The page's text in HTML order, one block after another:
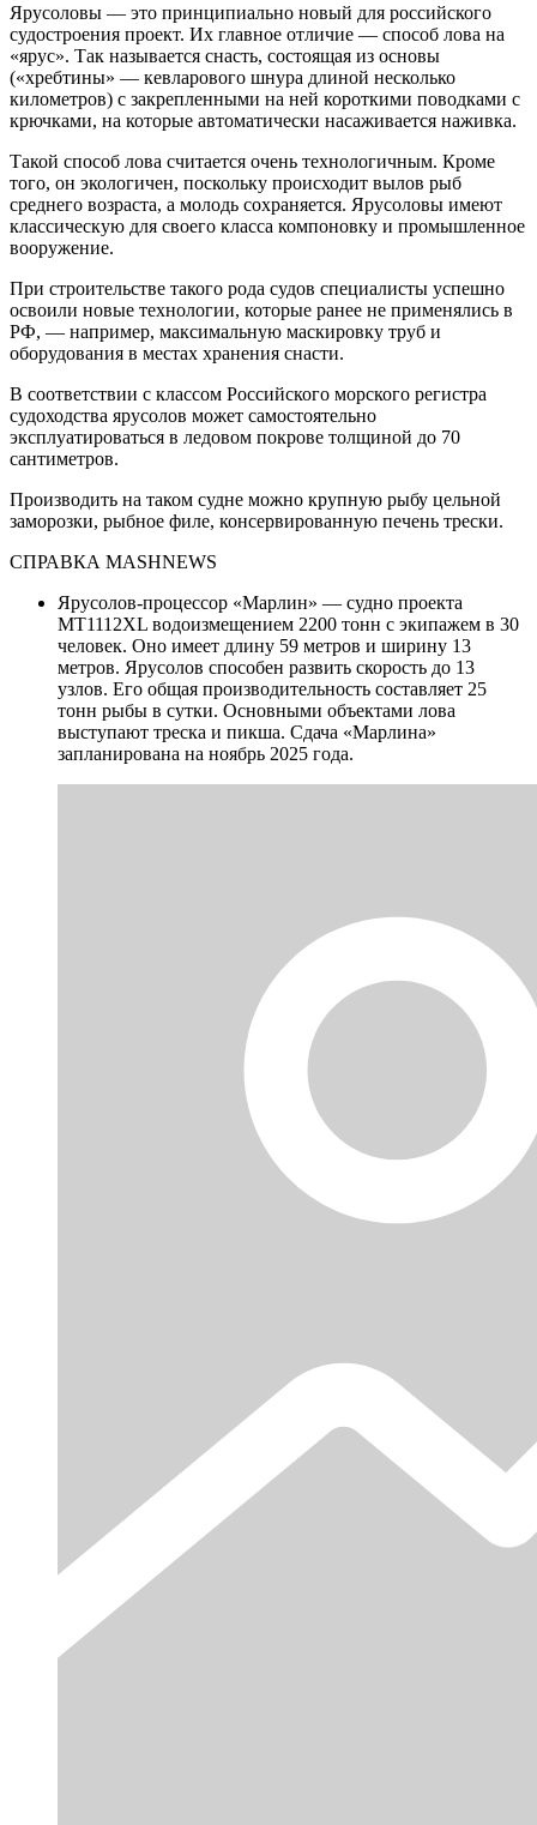
Ярусоловы — это принципиально новый для российского
судостроения проект. Их главное отличие — способ лова на
«ярус». Так называется снасть, состоящая из основы
(«хребтины» — кевларового шнура длиной несколько
километров) с закрепленными на ней короткими поводками с
крючками, на которые автоматически насаживается наживка.
Такой способ лова считается очень технологичным. Кроме
того, он экологичен, поскольку происходит вылов рыб
среднего возраста, а молодь сохраняется. Ярусоловы имеют
классическую для своего класса компоновку и промышленное
вооружение.
При строительстве такого рода судов специалисты успешно
освоили новые технологии, которые ранее не применялись в
РФ, — например, максимальную маскировку труб и
оборудования в местах хранения снасти.
В соответствии с классом Российского морского регистра
судоходства ярусолов может самостоятельно
эксплуатироваться в ледовом покрове толщиной до 70
сантиметров.
Производить на таком судне можно крупную рыбу цельной
заморозки, рыбное филе, консервированную печень трески.
СПРАВКА MASHNEWS
Ярусолов-процессор «Марлин» — судно проекта
MT1112XL водоизмещением 2200 тонн с экипажем в 30
человек. Оно имеет длину 59 метров и ширину 13
метров. Ярусолов способен развить скорость до 13
узлов. Его общая производительность составляет 25
тонн рыбы в сутки. Основными объектами лова
выступают треска и пикша. Сдача «Марлина»
запланирована на ноябрь 2025 года.